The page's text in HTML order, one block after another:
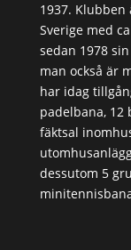
1937.
Sverige med
sedan 1978
man också är
har idag
padelbana, 12
fäktsal
dessutom 5